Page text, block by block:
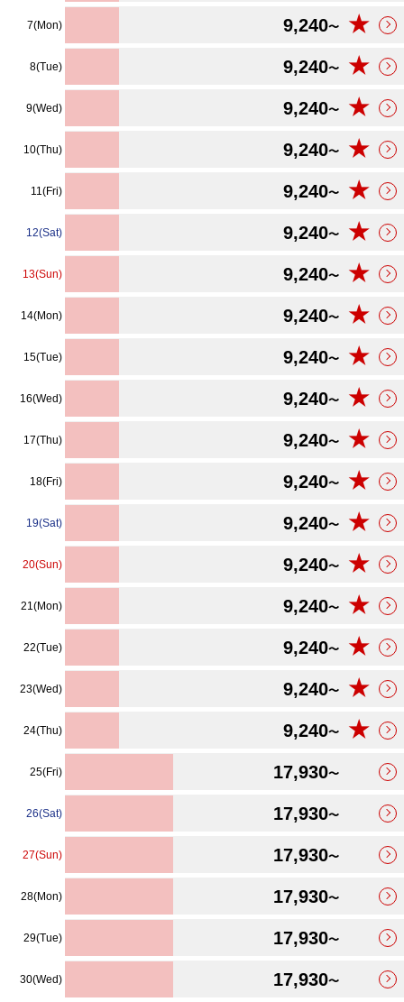
7(Mon) 9,240〜 ★
8(Tue) 9,240〜 ★
9(Wed) 9,240〜 ★
10(Thu) 9,240〜 ★
11(Fri) 9,240〜 ★
12(Sat) 9,240〜 ★
13(Sun) 9,240〜 ★
14(Mon) 9,240〜 ★
15(Tue) 9,240〜 ★
16(Wed) 9,240〜 ★
17(Thu) 9,240〜 ★
18(Fri) 9,240〜 ★
19(Sat) 9,240〜 ★
20(Sun) 9,240〜 ★
21(Mon) 9,240〜 ★
22(Tue) 9,240〜 ★
23(Wed) 9,240〜 ★
24(Thu) 9,240〜 ★
25(Fri) 17,930〜
26(Sat) 17,930〜
27(Sun) 17,930〜
28(Mon) 17,930〜
29(Tue) 17,930〜
30(Wed) 17,930〜